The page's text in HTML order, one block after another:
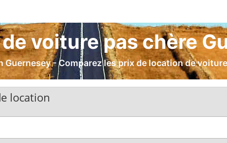
voiture pas chère
- Comparez les prix de location de
location